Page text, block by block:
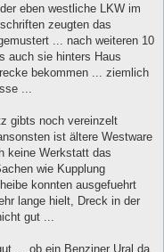
eben westliche LKW im
zeugten das
... nach weiteren 10
auch sie hinters Haus
bekommen ... ziemlich
...
gibts noch vereinzelt
ist ältere Westware
keine Werkstatt das
wie Kupplung
konnten ausgefuehrt
lange hielt, Dreck in der
gut ...
... ob ein Benziner Ural da